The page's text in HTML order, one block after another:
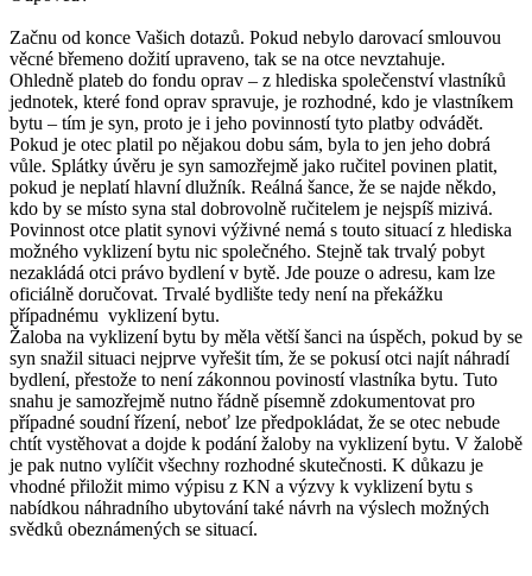
Začnu od konce Vašich dotazů. Pokud nebylo darovací smlouvou
věcné břemeno dožití upraveno, tak se na otce nevztahuje.
Ohledně plateb do fondu oprav – z hlediska společenství vlastníků
jednotek, které fond oprav spravuje, je rozhodné, kdo je vlastníkem
bytu – tím je syn, proto je i jeho povinností tyto platby odvádět.
Pokud je otec platil po nějakou dobu sám, byla to jen jeho dobrá
vůle. Splátky úvěru je syn samozřejmě jako ručitel povinen platit,
pokud je neplatí hlavní dlužník. Reálná šance, že se najde někdo,
kdo by se místo syna stal dobrovolně ručitelem je nejspíš mizivá.
Povinnost otce platit synovi výživné nemá s touto situací z hlediska
možného vyklizení bytu nic společného. Stejně tak trvalý pobyt
nezakládá otci právo bydlení v bytě. Jde pouze o adresu, kam lze
oficiálně doručovat. Trvalé bydlište tedy není na překážku
případnému vyklizení bytu.
Žaloba na vyklizení bytu by měla větší šanci na úspěch, pokud by se
syn snažil situaci nejprve vyřešit tím, že se pokusí otci najít náhradí
bydlení, přestože to není zákonnou poviností vlastníka bytu. Tuto
snahu je samozřejmě nutno řádně písemně zdokumentovat pro
případné soudní řízení, neboť lze předpokládat, že se otec nebude
chtít vystěhovat a dojde k podání žaloby na vyklizení bytu. V žalobě
je pak nutno vylíčit všechny rozhodné skutečnosti. K důkazu je
vhodné přiložit mimo výpisu z KN a výzvy k vyklizení bytu s
nabídkou náhradního ubytování také návrh na výslech možných
svědků obeznámených se situací.